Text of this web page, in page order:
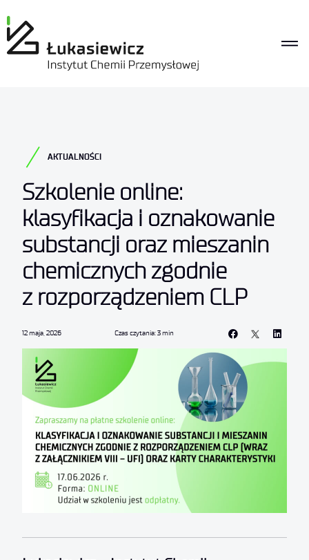
AKTUALNOŚCI
Szkolenie online:
klasyfikacja i oznakowanie
substancji oraz mieszanin
chemicznych zgodnie
z rozporządzeniem CLP
12 maja, 2026 Czas czytania: 3 min